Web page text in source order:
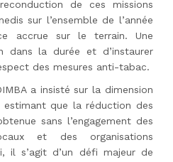
de ces missions
sur l’ensemble de l’année
accrue sur le terrain. Une
dans la durée et d’instaurer
des mesures anti-tabac.
a insisté sur la dimension
que la réduction des
sans l’engagement des
et des organisations
il s’agit d’un défi majeur de